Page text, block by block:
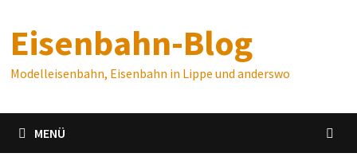
Inhalt
springen
Eisenbahn-Blog
Modelleisenbahn, Eisenbahn in Lippe und anderswo
MENÜ